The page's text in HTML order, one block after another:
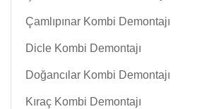
Çamlıpınar Kombi Demontajı
Dicle Kombi Demontajı
Doğancılar Kombi Demontajı
Kıraç Kombi Demontajı